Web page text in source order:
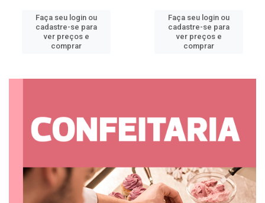
Faça seu login ou
cadastre-se para
ver preços e
comprar
Faça seu login ou
cadastre-se para
ver preços e
comprar